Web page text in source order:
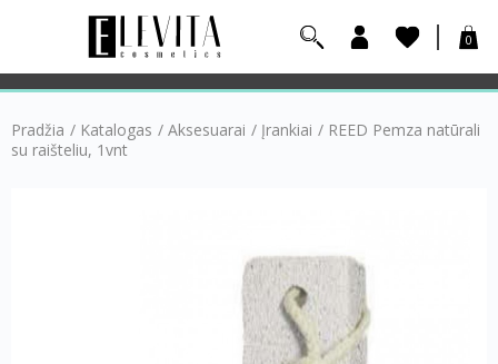
0
Pradžia / Katalogas / Aksesuarai / Įrankiai / REED Pemza natūrali
su raišteliu, 1vnt